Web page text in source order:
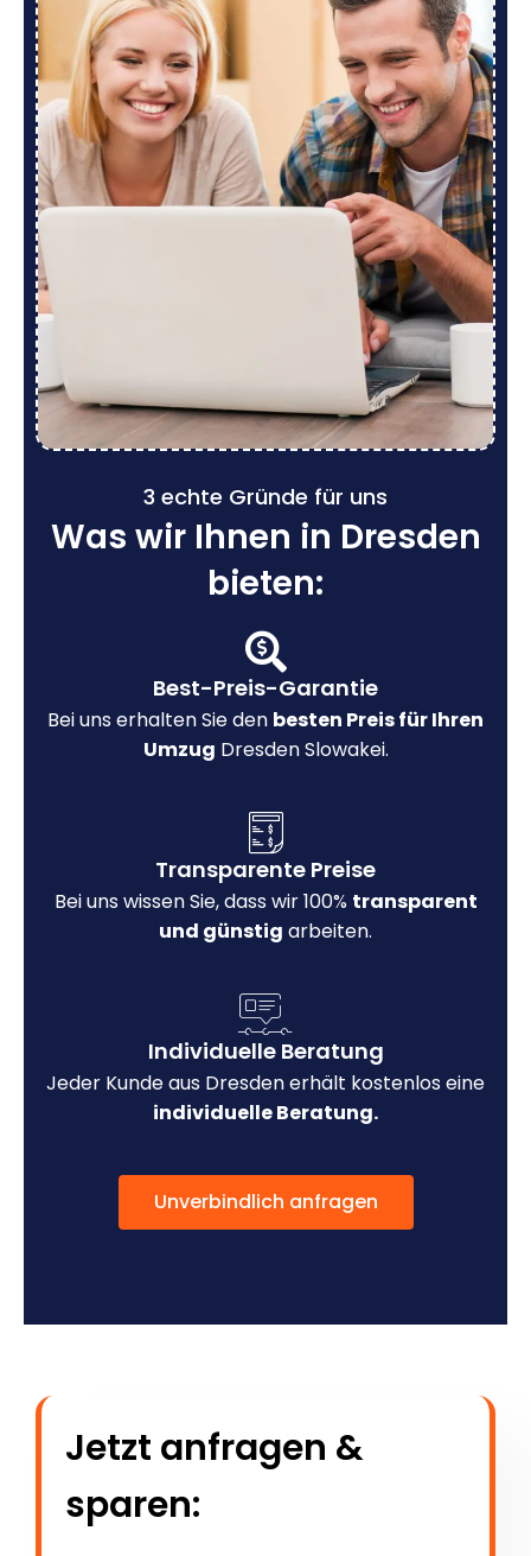
3 echte Gründe für uns
Was wir Ihnen in Dresden
bieten:
Best-Preis-Garantie
Bei uns erhalten Sie den besten Preis für Ihren
Umzug Dresden Slowakei.
Transparente Preise
Bei uns wissen Sie, dass wir 100% transparent
und günstig arbeiten.
Individuelle Beratung
Jeder Kunde aus Dresden erhält kostenlos eine
individuelle Beratung.
Unverbindlich anfragen
Jetzt anfragen &
sparen: